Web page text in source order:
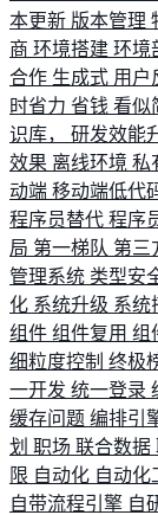
本更新 版本管理
商 环境搭建 环境
合作 生成式 用户
时省力 省钱 看似
识库， 研发效能
效果 离线环境 私
动端 移动端低代
程序员替代 程序
局 第一梯队 第三
管理系统 类型安
化 系统升级 系统
组件 组件复用 组
细粒度控制 终极
一开发 统一登录
缓存问题 编排引
划 职场 联合数据
限 自动化 自动化
自带流程引擎 自